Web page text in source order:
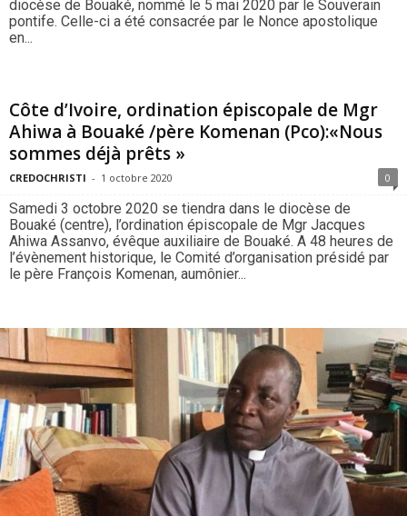
diocèse de Bouaké, nommé le 5 mai 2020 par le Souverain
pontife. Celle-ci a été consacrée par le Nonce apostolique
en...
Côte d’Ivoire, ordination épiscopale de Mgr
Ahiwa à Bouaké /père Komenan (Pco):«Nous
sommes déjà prêts »
CREDOCHRISTI - 1 octobre 2020 0
Samedi 3 octobre 2020 se tiendra dans le diocèse de
Bouaké (centre), l’ordination épiscopale de Mgr Jacques
Ahiwa Assanvo, évêque auxiliaire de Bouaké. A 48 heures de
l’évènement historique, le Comité d’organisation présidé par
le père François Komenan, aumônier...